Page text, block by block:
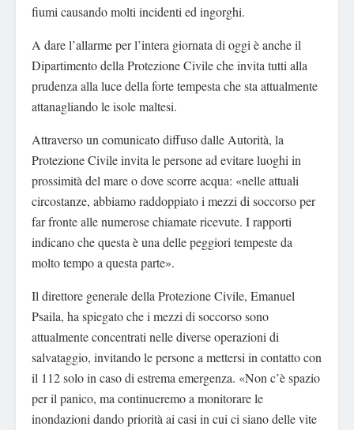
fiumi causando molti incidenti ed ingorghi.
A dare l’allarme per l’intera giornata di oggi è anche il
Dipartimento della Protezione Civile che invita tutti alla
prudenza alla luce della forte tempesta che sta attualmente
attanagliando le isole maltesi.
Attraverso un comunicato diffuso dalle Autorità, la
Protezione Civile invita le persone ad evitare luoghi in
prossimità del mare o dove scorre acqua: «nelle attuali
circostanze, abbiamo raddoppiato i mezzi di soccorso per
far fronte alle numerose chiamate ricevute. I rapporti
indicano che questa è una delle peggiori tempeste da
molto tempo a questa parte».
Il direttore generale della Protezione Civile, Emanuel
Psaila, ha spiegato che i mezzi di soccorso sono
attualmente concentrati nelle diverse operazioni di
salvataggio, invitando le persone a mettersi in contatto con
il 112 solo in caso di estrema emergenza. «Non c’è spazio
per il panico, ma continueremo a monitorare le
inondazioni dando priorità ai casi in cui ci siano delle vite